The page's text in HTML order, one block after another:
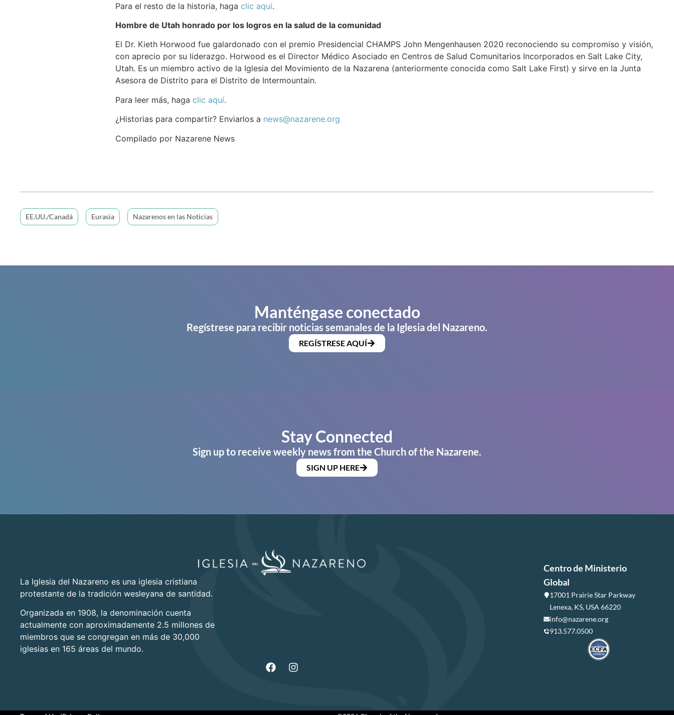
Para el resto de la historia, haga clic aquí.
Hombre de Utah honrado por los logros en la salud de la comunidad
El Dr. Kieth Horwood fue galardonado con el premio Presidencial CHAMPS John Mengenhausen 2020 reconociendo su compromiso y visión,
con aprecio por su liderazgo. Horwood es el Director Médico Asociado en Centros de Salud Comunitarios Incorporados en Salt Lake City,
Utah. Es un miembro activo de la Iglesia del Movimiento de la Nazarena (anteriormente conocida como Salt Lake First) y sirve en la Junta
Asesora de Distrito para el Distrito de Intermountain.
Para leer más, haga clic aquí.
¿Historias para compartir? Enviarlos a news@nazarene.org
Compilado por Nazarene News
EE.UU./Canadá Eurasia Nazarenos en las Noticias
Manténgase conectado
Regístrese para recibir noticias semanales de la Iglesia del Nazareno.
REGÍSTRESE AQUÍ
Stay Connected
Sign up to receive weekly news from the Church of the Nazarene.
SIGN UP HERE
La Iglesia del Nazareno es una iglesia cristiana
protestante de la tradición wesleyana de santidad.
Organizada en 1908, la denominación cuenta
actualmente con aproximadamente 2.5 millones de
miembros que se congregan en más de 30,000
iglesias en 165 áreas del mundo.
Centro de Ministerio
Global
17001 Prairie Star Parkway
Lenexa, KS, USA 66220
info@nazarene.org
913.577.0500